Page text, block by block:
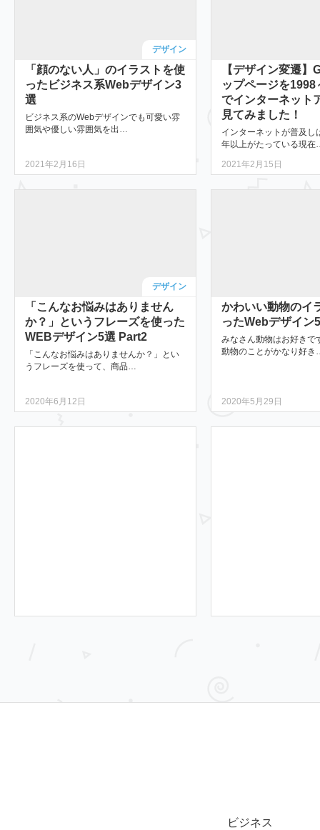
デザイン
「顔のない人」のイラストを使
ったビジネス系Webデザイン3
選
ビジネス系のWebデザインでも可愛い雰
囲気や優しい雰囲気を出…
2021年2月16日
【デザイン変遷】
ップページを1998
でインターネット
見てみました！
インターネットが普及し
年以上がたっている現
2021年2月15日
デザイン
「こんなお悩みはありません
か？」というフレーズを使った
WEBデザイン5選 Part2
「こんなお悩みはありませんか？」とい
うフレーズを使って、商品…
2020年6月12日
かわいい動物のイ
ったWebデザイン
みなさん動物はお好きで
動物のことがかなり好
2020年5月29日
ビジネス